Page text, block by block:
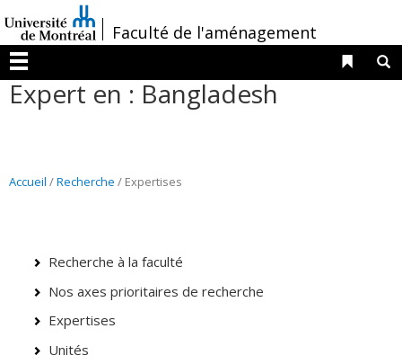
au
contenu
/Faculté de l'aménagement
Menu
Liens
Expert en : Bangladesh
Accueil /Recherche / Expertises
Recherche à la faculté
Nos axes prioritaires de recherche
Expertises
Unités